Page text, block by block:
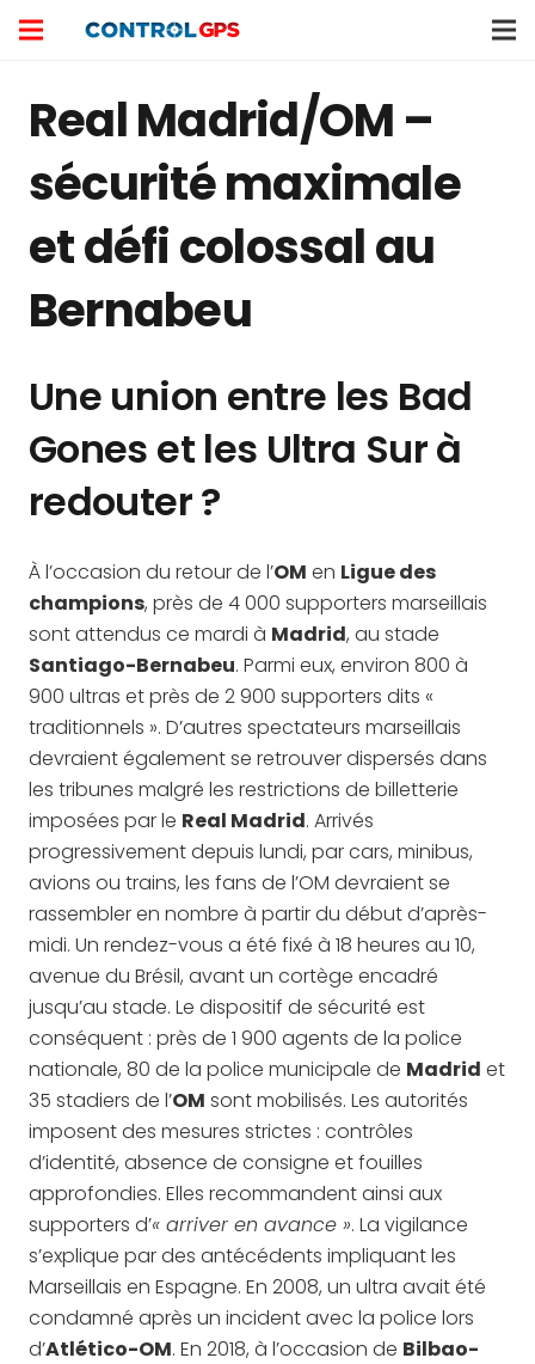
Real Madrid/OM –
sécurité maximale
et défi colossal au
Bernabeu
Une union entre les Bad
Gones et les Ultra Sur à
redouter ?
À l’occasion du retour de l’OM en Ligue des
champions, près de 4 000 supporters marseillais
sont attendus ce mardi à Madrid, au stade
Santiago-Bernabeu. Parmi eux, environ 800 à
900 ultras et près de 2 900 supporters dits «
traditionnels ». D’autres spectateurs marseillais
devraient également se retrouver dispersés dans
les tribunes malgré les restrictions de billetterie
imposées par le Real Madrid. Arrivés
progressivement depuis lundi, par cars, minibus,
avions ou trains, les fans de l’OM devraient se
rassembler en nombre à partir du début d’après-
midi. Un rendez-vous a été fixé à 18 heures au 10,
avenue du Brésil, avant un cortège encadré
jusqu’au stade. Le dispositif de sécurité est
conséquent : près de 1 900 agents de la police
nationale, 80 de la police municipale de Madrid et
35 stadiers de l’OM sont mobilisés. Les autorités
imposent des mesures strictes : contrôles
d’identité, absence de consigne et fouilles
approfondies. Elles recommandent ainsi aux
supporters d’« arriver en avance ». La vigilance
s’explique par des antécédents impliquant les
Marseillais en Espagne. En 2008, un ultra avait été
condamné après un incident avec la police lors
d’Atlético-OM. En 2018, à l’occasion de Bilbao-